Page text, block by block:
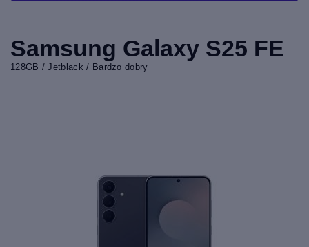
Samsung Galaxy S25 FE
128GB / Jetblack / Bardzo dobry